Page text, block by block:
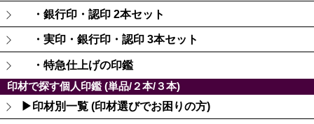
・銀行印・認印 2本セット
・実印・銀行印・認印 3本セット
・特急仕上げの印鑑
印材で探す個人印鑑 (単品/２本/３本)
▶印材別一覧 (印材選びでお困りの方)